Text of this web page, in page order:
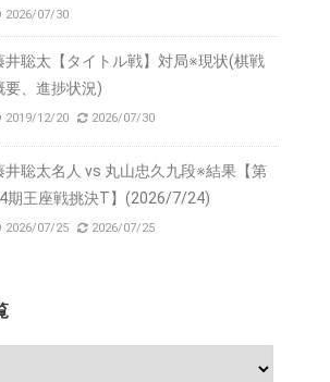
2026/07/30
井聡太【タイトル戦】対局※現状(棋戦
要、進捗状況)
2019/12/20 2026/07/30
井聡太名人 vs 丸山忠久九段※結果【第
期王座戦挑決T】(2026/7/24)
2026/07/25 2026/07/25